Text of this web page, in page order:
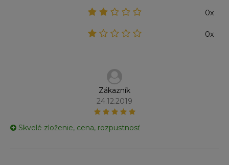
0x
0x
Zákazník
24.12.2019
Skvelé zloženie, cena, rozpustnosť